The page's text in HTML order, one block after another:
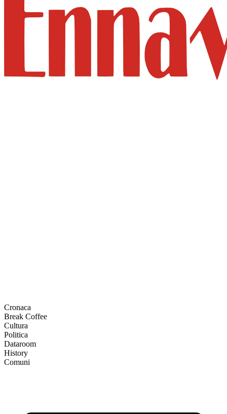
Cronaca
Break Coffee
Cultura
Politica
Dataroom
History
Comuni